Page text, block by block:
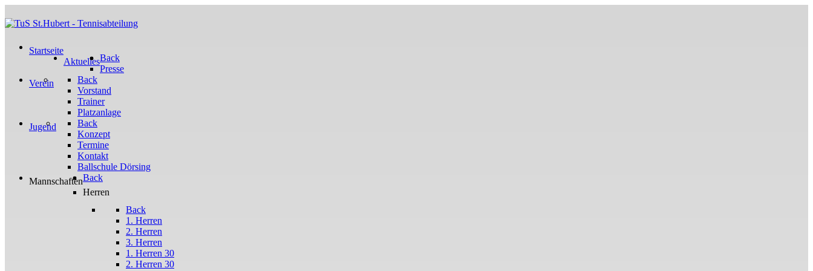
Startseite
AktuellesBack
Presse
Verein
Back
Vorstand
Trainer
Platzanlage
Jugend
Back
Konzept
Termine
Kontakt
Ballschule Dörsing
MannschaftenBack
Herren
Back
1. Herren
2. Herren
3. Herren
1. Herren 30
2. Herren 30